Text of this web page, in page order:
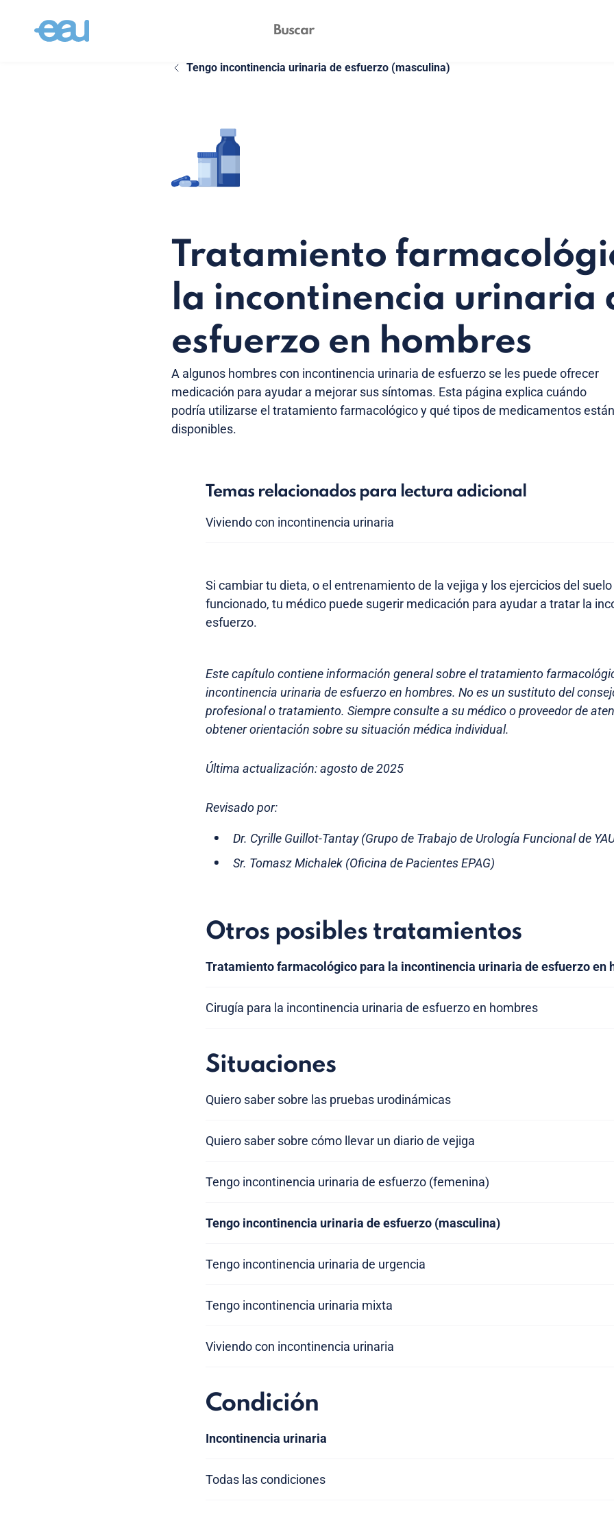
Tengo incontinencia urinaria de esfuerzo (masculina)
Tratamiento
la incontinencia urinaria
esfuerzo en hombres
A algunos hombres con incontinencia urinaria de esfuerzo se les puede ofrecer
medicación para ayudar a mejorar sus síntomas. Esta página explica cuándo
podría utilizarse el tratamiento farmacológico y qué tipos de medicamentos están
disponibles.
Temas relacionados para lectura adicional
Viviendo con incontinencia urinaria
Si cambiar tu dieta, o el entrenamiento de la vejiga y los ejercicios del
funcionado, tu médico puede sugerir medicación para ayudar a tratar la
esfuerzo.
Este capítulo contiene información general sobre el tratamiento
incontinencia urinaria de esfuerzo en hombres. No es un sustituto del
profesional o tratamiento. Siempre consulte a su médico o proveedor de
obtener orientación sobre su situación médica individual.
Última actualización: agosto de 2025
Revisado por:
Dr. Cyrille Guillot-Tantay (Grupo de Trabajo de Urología Funcional de
Sr. Tomasz Michalek (Oficina de Pacientes EPAG)
Otros posibles tratamientos
Tratamiento farmacológico para la incontinencia urinaria de esfuerzo en
Cirugía para la incontinencia urinaria de esfuerzo en hombres
Situaciones
Quiero saber sobre las pruebas urodinámicas
Quiero saber sobre cómo llevar un diario de vejiga
Tengo incontinencia urinaria de esfuerzo (femenina)
Tengo incontinencia urinaria de esfuerzo (masculina)
Tengo incontinencia urinaria de urgencia
Tengo incontinencia urinaria mixta
Viviendo con incontinencia urinaria
Condición
Incontinencia urinaria
Todas las condiciones